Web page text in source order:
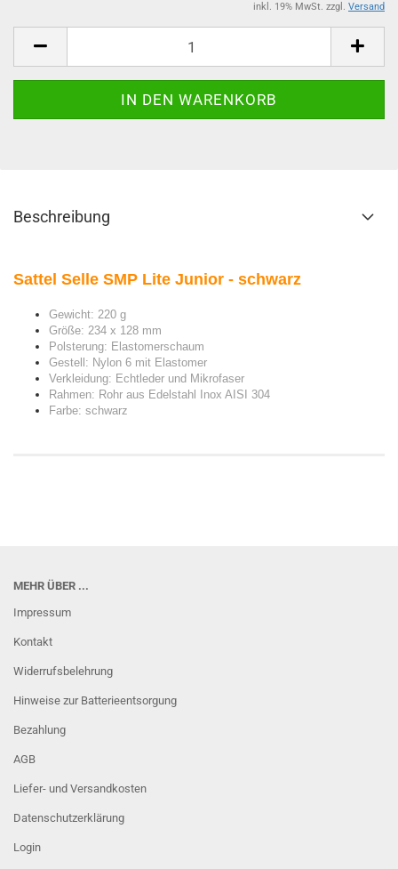
inkl. 19% MwSt. zzgl. Versand
Beschreibung
Sattel Selle SMP Lite Junior - schwarz
Gewicht: 220 g
Größe: 234 x 128 mm
Polsterung: Elastomerschaum
Gestell: Nylon 6 mit Elastomer
Verkleidung: Echtleder und Mikrofaser
Rahmen: Rohr aus Edelstahl Inox AISI 304
Farbe: schwarz
MEHR ÜBER ...
Impressum
Kontakt
Widerrufsbelehrung
Hinweise zur Batterieentsorgung
Bezahlung
AGB
Liefer- und Versandkosten
Datenschutzerklärung
Login